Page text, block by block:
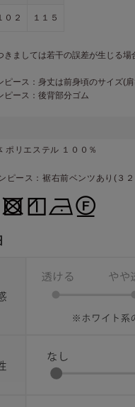
０２ １１５
ましては若干の誤差が生じる場
ース：身丈は前身頃のサイズ(
ース：後背部分ゴム
ポリエステル １００％
ピース：裾右前ベンツあり(３